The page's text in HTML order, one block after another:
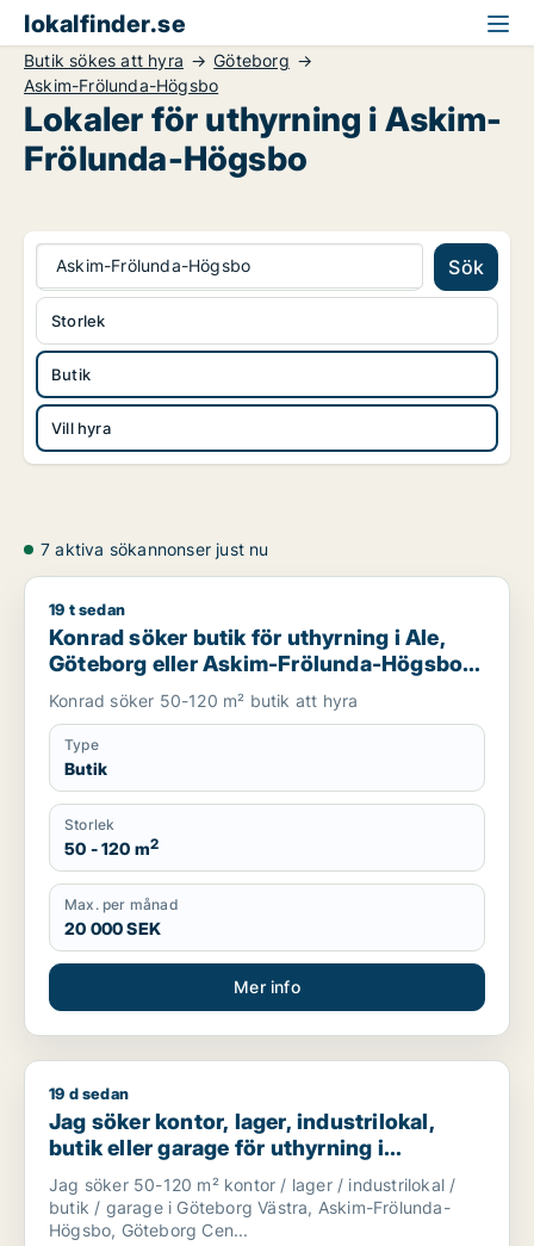
lokalfinder.se
Butik sökes att hyra
Göteborg
Askim-Frölunda-Högsbo
Lokaler för uthyrning i Askim-
Frölunda-Högsbo
Askim-Frölunda-Högsbo Sök
Butik
Vill hyra
Storlek
7 aktiva sökannonser just nu
Konrad söker butik för uthyrning i Ale, Göteborg eller
19 t sedan
Konrad söker butik för uthyrning i Ale,
Göteborg eller Askim-Frölunda-Högsbo
m.fl.
Konrad söker 50-120 m² butik att hyra
Type
Butik
Storlek
50 - 120 m2
Max. per månad
20 000 SEK
Mer info
Jag söker kontor, lager, industrilokal, butik eller garage för
19 d sedan
Jag söker kontor, lager, industrilokal,
butik eller garage för uthyrning i
Göteborg Västra, Askim-Frölunda-
Högsbo eller Göteborg Centrum m.fl.
Jag söker 50-120 m² kontor / lager / industrilokal /
butik / garage i Göteborg Västra, Askim-Frölunda-
Högsbo, Göteborg Cen...